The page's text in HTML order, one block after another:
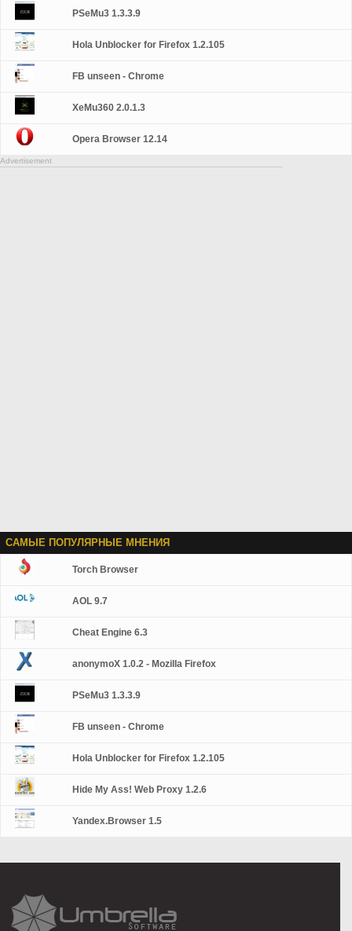
PSeMu3 1.3.3.9
Hola Unblocker for Firefox 1.2.105
FB unseen - Chrome
XeMu360 2.0.1.3
Opera Browser 12.14
Advertisement
САМЫЕ ПОПУЛЯРНЫЕ МНЕНИЯ
Torch Browser
AOL 9.7
Cheat Engine 6.3
anonymoX 1.0.2 - Mozilla Firefox
PSeMu3 1.3.3.9
FB unseen - Chrome
Hola Unblocker for Firefox 1.2.105
Hide My Ass! Web Proxy 1.2.6
Yandex.Browser 1.5